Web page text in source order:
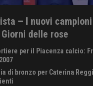
– I nuovi
delle rose
per il Piacenza calcio:
di bronzo per Caterina